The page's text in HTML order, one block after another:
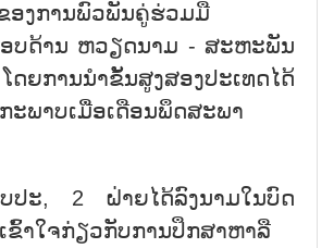
ອງການພົວພັນຄູ່ຮ່ວມມື
ບດ້ານ ຫວຽດນາມ - ສະຫະພັນ
ການນຳຂັ້ນສູງສອງປະເທດໄດ້
ະພາບເມື່ອເດືອນພຶດສະພາ
ປະ, 2 ຝ່າຍໄດ້ລົງນາມໃນບົດ
ຂົ້າໃຈກ່ຽວກັບການປຶກສາຫາລື